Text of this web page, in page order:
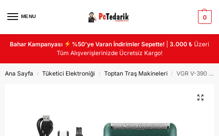
MENU 0
Bahar Kampanyası %50’ye Varan İndirimler Sepette! |3.000 ₺ Üzeri
Tüm Alışverişlerinizde Ücretsiz Kargo!
Ana Sayfa / Tüketici Elektroniği / Toptan Traş Makineleri / VGR V-390 SAKAL TRAŞ MAKİNASI